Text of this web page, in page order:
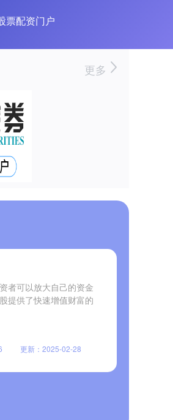
票配资门户
更多
者可以放大自己的资金
提供了快速增值财富的
更新：2025-02-28